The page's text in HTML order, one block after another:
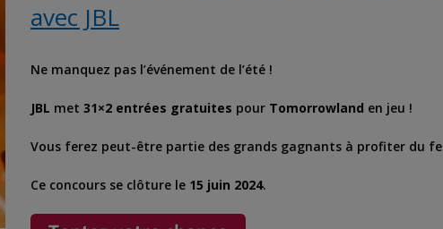
avec JBL
Ne manquez pas l’événement de l’été !
JBL met 31×2 entrées gratuites pour Tomorrowland en jeu !
Vous ferez peut-être partie des grands gagnants à profiter du
Ce concours se clôture le 15 juin 2024.